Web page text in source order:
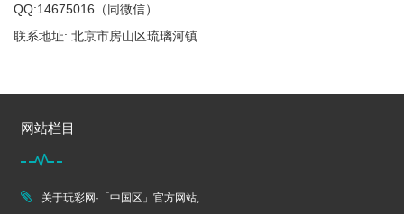
QQ:14675016（同微信）
联系地址: 北京市房山区琉璃河镇
网站栏目
关于玩彩网·「中国区」官方网站,